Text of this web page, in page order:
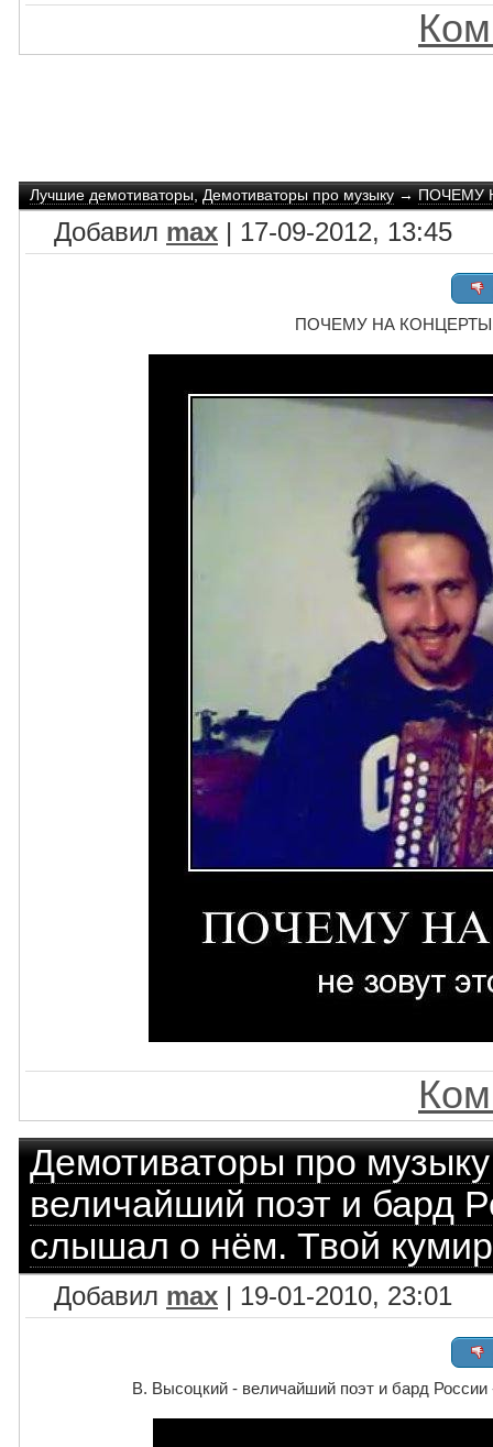
Лучшие демотиваторы,Демотиваторы про музыку→ПОЧЕМУ
Добавил max | 17-09-2012, 13:45
ПОЧЕМУ НА КОНЦЕРТЫ -
Демотиваторы про музыку
величайший поэт и бард
слышал о нём. Твой
Добавил max | 19-01-2010, 23:01
В. Высоцкий - величайший поэт и бард